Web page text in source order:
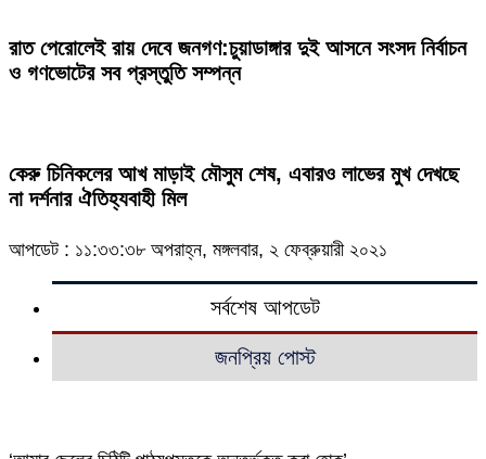
রাত পেরোলেই রায় দেবে জনগণ:চুয়াডাঙ্গার দুই আসনে সংসদ নির্বাচন
ও গণভোটের সব প্রস্তুতি সম্পন্ন
কেরু চিনিকলের আখ মাড়াই মৌসুম শেষ, এবারও লাভের মুখ দেখছে
না দর্শনার ঐতিহ্যবাহী মিল
আপডেট : ১১:৩৩:৩৮ অপরাহ্ন, মঙ্গলবার, ২ ফেব্রুয়ারী ২০২১
সর্বশেষ আপডেট
জনপ্রিয় পোস্ট